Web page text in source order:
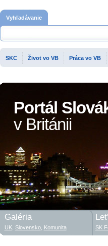
Portál
v Británii
Vyhľadávanie
SKC Život vo VB Práca vo VB
Galéria
UK, Slovensko, Komunita SK